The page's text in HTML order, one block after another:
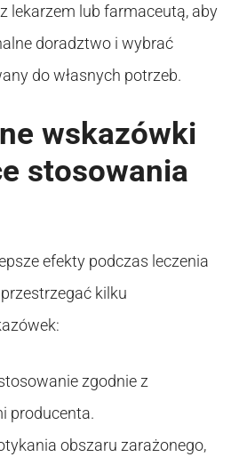
lekarzem lub farmaceutą, aby
doradztwo i wybrać
do własnych potrzeb.
wskazówki
stosowania
efekty podczas leczenia
kilku
zgodnie z
producenta.
obszaru zarażonego,